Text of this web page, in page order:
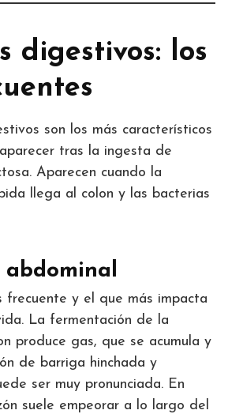
digestivos: los
son los más característicos
tras la ingesta de
Aparecen cuando la
llega al colon y las bacterias
abdominal
frecuente y el que más impacta
La fermentación de la
produce gas, que se acumula y
de barriga hinchada y
ser muy pronunciada. En
suele empeorar a lo largo del